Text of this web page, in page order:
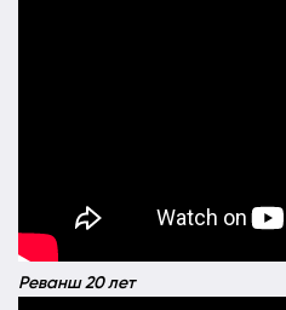
Реванш 20 лет